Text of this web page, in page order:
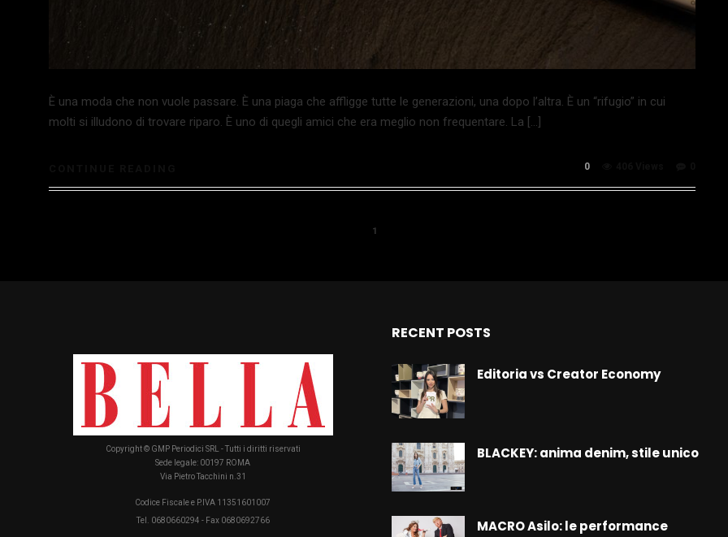
È una moda che non vuole passare. È una piaga che affligge tutte le generazioni, una dopo l’altra. È un “rifugio” in cui
molti si illudono di trovare riparo. È uno di quegli amici che era meglio non frequentare. La […]
0
1
Copyright © GMP Periodici SRL - Tutti i diritti riservati
Sede legale: 00197 ROMA
Via Pietro Tacchini n.31
Codice Fiscale e P.IVA 11351601007
Tel. 0680660294 - Fax 0680692766
RECENT POSTS
Editoria vs Creator Economy
BLACKEY: anima denim, stile unico
MACRO Asilo: le performance